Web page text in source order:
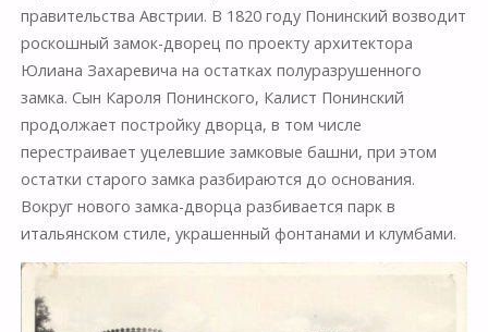
правительства Австрии. В 1820 году Понинский возводит
роскошный замок-дворец по проекту архитектора
Юлиана Захаревича на остатках полуразрушенного
замка. Сын Кароля Понинского, Калист Понинский
продолжает постройку дворца, в том числе
перестраивает уцелевшие замковые башни, при этом
остатки старого замка разбираются до основания.
Вокруг нового замка-дворца разбивается парк в
итальянском стиле, украшенный фонтанами и клумбами.